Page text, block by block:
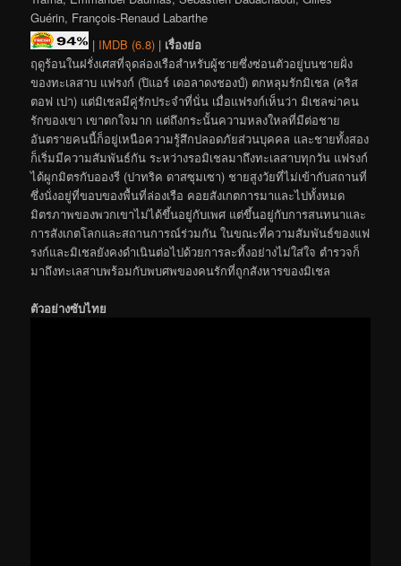
Guérin, François-Renaud Labarthe
| IMDB (6.8) | เรื่องย่อ
ฤดูร้อนในฝรั่งเศสที่จุดล่องเรือสำหรับผู้ชายซึ่งซ่อนตัวอยู่บนชายฝั่ง
ของทะเลสาบ แฟรงก์ (ปิแอร์ เดอลาดงชองป์) ตกหลุมรักมิเชล (คริส
ตอฟ เปา) แต่มิเชลมีคู่รักประจำที่นั่น เมื่อแฟรงก์เห็นว่า มิเชลฆ่าคน
รักของเขา เขาตกใจมาก แต่ถึงกระนั้นความหลงใหลที่มีต่อชาย
อันตรายคนนี้ก็อยู่เหนือความรู้สึกปลอดภัยส่วนบุคคล และชายทั้งสอง
ก็เริ่มมีความสัมพันธ์กัน ระหว่างรอมิเชลมาถึงทะเลสาบทุกวัน แฟรงก์
ได้ผูกมิตรกับอองรี (ปาทริค ดาสซุมเซา) ชายสูงวัยที่ไม่เข้ากับสถานที่
ซึ่งนั่งอยู่ที่ขอบของพื้นที่ล่องเรือ คอยสังเกตการมาและไปทั้งหมด
มิตรภาพของพวกเขาไม่ได้ขึ้นอยู่กับเพศ แต่ขึ้นอยู่กับการสนทนาและ
การสังเกตโลกและสถานการณ์ร่วมกัน ในขณะที่ความสัมพันธ์ของแฟ
รงก์และมิเชลยังคงดำเนินต่อไปด้วยการละทิ้งอย่างไม่ใส่ใจ ตำรวจก็
มาถึงทะเลสาบพร้อมกับพบศพของคนรักที่ถูกสังหารของมิเชล
ตัวอย่างซับไทย